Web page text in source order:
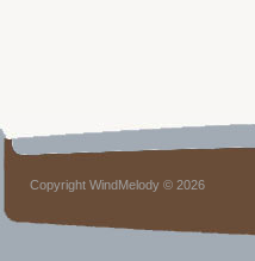
Copyright WindMelody © 2026